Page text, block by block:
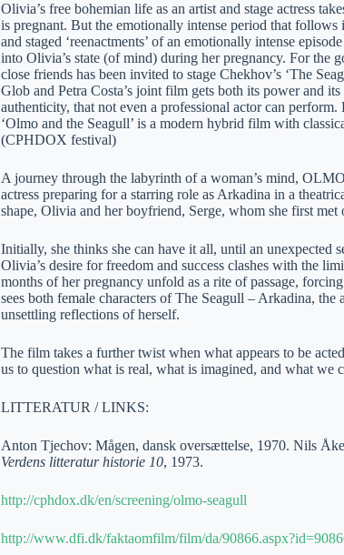
Olivia’s free bohemian life as an artist and stage actress
is pregnant. But the emotionally intense period that
and staged ‘reenactments’ of an emotionally intense
into Olivia’s state (of mind) during her pregnancy. For the
close friends has been invited to stage Chekhov’s ‘The
Glob and Petra Costa’s joint film gets both its power and
authenticity, that not even a professional actor can
‘Olmo and the Seagull’ is a modern hybrid film with
(CPHDOX festival)
A journey through the labyrinth of a woman’s mind,
actress preparing for a starring role as Arkadina in a
shape, Olivia and her boyfriend, Serge, whom she first
Initially, she thinks she can have it all, until an unexpected
Olivia’s desire for freedom and success clashes with the
months of her pregnancy unfold as a rite of passage,
sees both female characters of The Seagull – Arkadina, the
unsettling reflections of herself.
The film takes a further twist when what appears to be
us to question what is real, what is imagined, and what we
LITTERATUR / LINKS:
Anton Tjechov: Mågen, dansk oversættelse, 1970. Nils
Verdens litteratur historie 10, 1973.
http://cphdox.dk/en/screening/olmo-seagull
http://www.dfi.dk/faktaomfilm/film/da/